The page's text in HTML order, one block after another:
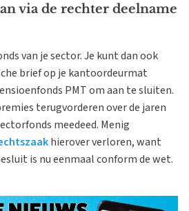
via de rechter deelname
van je sector. Je kunt dan ook
brief op je kantoordeurmat
PMT om aan te sluiten.
terugvorderen over de jaren
meedeed. Menig
hierover verloren, want
is nu eenmaal conform de wet.